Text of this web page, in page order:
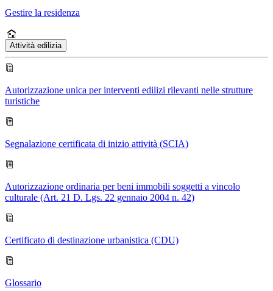
Gestire la residenza
Attività edilizia
Autorizzazione unica per interventi edilizi rilevanti nelle strutture
turistiche
Segnalazione certificata di inizio attività (SCIA)
Autorizzazione ordinaria per beni immobili soggetti a vincolo
culturale (Art. 21 D. Lgs. 22 gennaio 2004 n. 42)
Certificato di destinazione urbanistica (CDU)
Glossario